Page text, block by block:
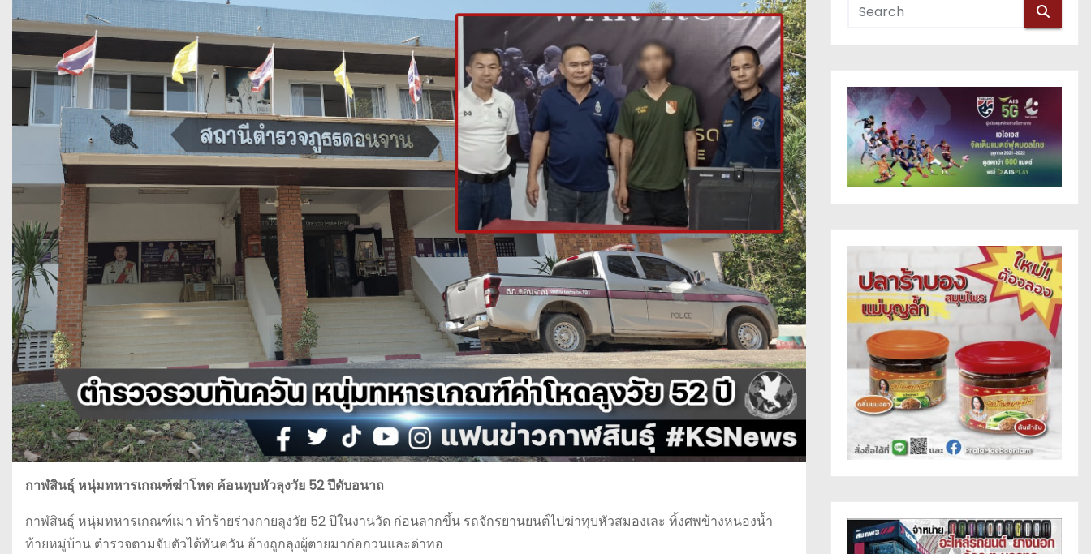
กาฬสินธุ์ หนุ่มทหารเกณฑ์ฆ่าโหด ค้อนทุบหัวลุงวัย 52 ปีดับอนาถ
กาฬสินธุ์ หนุ่มทหารเกณฑ์เมา ทำร้ายร่างกายลุงวัย 52 ปีในงานวัด ก่อนลากขึ้น รถจักรยานยนต์ไปฆ่าทุบหัวสมองเละ ทิ้งศพข้างหนองน้ำ
ท้ายหมู่บ้าน ตำรวจตามจับตัวได้ทันควัน อ้างถูกลุงผู้ตายมาก่อกวนและด่าทอ